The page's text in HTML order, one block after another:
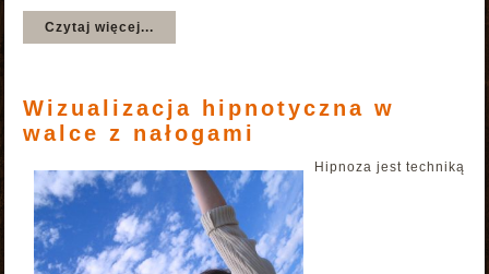
Czytaj więcej...
Wizualizacja hipnotyczna w
walce z nałogami
Hipnoza jest techniką